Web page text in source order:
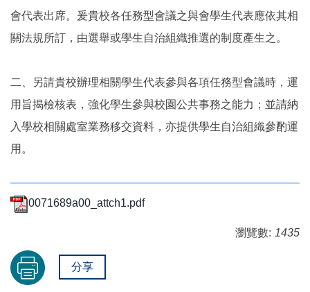
會代表出席。爰貴校各任務型會議之與會學生代表應依其相
關法規所訂，由選舉或學生自治組織推選的制度產生之。
二、另請貴校辦理相關學生代表參與各項任務型會議時，運
用旨揭檢核表，強化學生參與校園公共事務之能力；並請納
入學校相關處室業務移交資料，亦提供學生自治組織參酌運
用。
0071689a00_attch1.pdf
瀏覽數: 1435
分享